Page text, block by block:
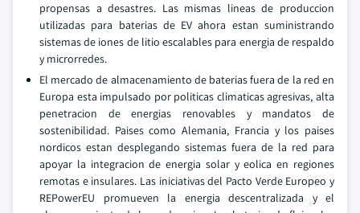
propensas a desastres. Las mismas lineas de produccion
utilizadas para baterias de EV ahora estan suministrando
sistemas de iones de litio escalables para energia de respaldo
y microrredes.
El mercado de almacenamiento de baterias fuera de la red en
Europa esta impulsado por politicas climaticas agresivas, alta
penetracion de energias renovables y mandatos de
sostenibilidad. Paises como Alemania, Francia y los paises
nordicos estan desplegando sistemas fuera de la red para
apoyar la integracion de energia solar y eolica en regiones
remotas e insulares. Las iniciativas del Pacto Verde Europeo y
REPowerEU promueven la energia descentralizada y el